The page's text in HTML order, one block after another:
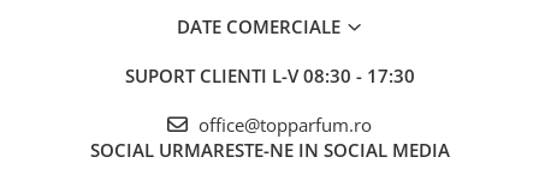
DATE COMERCIALE
SUPORT CLIENTI L-V 08:30 - 17:30
office@topparfum.ro
SOCIAL URMARESTE-NE IN SOCIAL MEDIA